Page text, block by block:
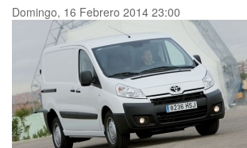
Domingo, 16 Febrero 2014 23:00